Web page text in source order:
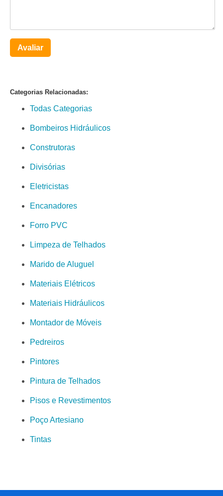
Avaliar
Categorias Relacionadas:
Todas Categorias
Bombeiros Hidráulicos
Construtoras
Divisórias
Eletricistas
Encanadores
Forro PVC
Limpeza de Telhados
Marido de Aluguel
Materiais Elétricos
Materiais Hidráulicos
Montador de Móveis
Pedreiros
Pintores
Pintura de Telhados
Pisos e Revestimentos
Poço Artesiano
Tintas